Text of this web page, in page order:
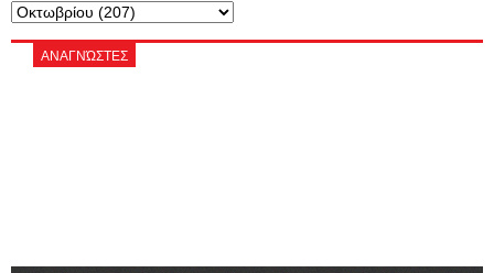
ΑΝΑΓΝΏΣΤΕΣ